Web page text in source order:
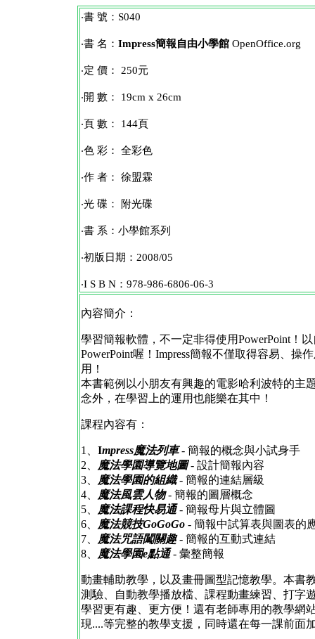
‧書 號：S040
‧書 名： Impress簡報自由小學館OpenOffice.org
‧定 價： 250元
‧開 數： 19cm x 26cm
‧頁 數： 144頁
‧色 彩： 全彩色
‧作 者： 徐盟霖
‧光 碟： 附光碟
‧書 系：小學館系列
‧初版日期：2008/05
‧I S B N：978-986-6806-06-3
內容簡介：
學習簡報軟體，不一定非得使用PowerPoint！
PowerPoint喔！Impress簡報不僅取得容易、
用！
本書範例以小朋友有興趣的電影哈利波特的主
念外，在學習上的運用也能樂在其中！
課程內容有：
1、 Impress魔法列車- 簡報的概念與小試身手
2、
魔法學園導覽地圖- 設計簡報內容
3、
魔法學園的組織- 簡報的連結層級
4、
魔法風雲人物- 簡報的圖層概念
5、
魔法課程快易通- 簡報母片與立體圖
6、
魔法競技GoGoGo- 簡報中試算表與圖表的
7、
魔法咒語闖關趣- 簡報的互動式連結
8、
魔法學園e點通- 彙整簡報
動畫輔助教學，以及畫冊圖型記憶教學。本書
測驗、自動教學播放檔、課程動畫練習、打字
學習更有趣、更方便！還有老師專用的教學網
現....等完整的教學支援，同時還在每一課前面